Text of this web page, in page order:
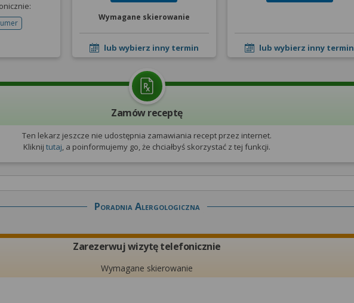
do rejestracji
Wymagane skierowanie
lub wybierz inny termin lub wybierz inny termin
Zamów receptę
Ten lekarz jeszcze nie udostępnia zamawiania recept przez internet.
Kliknijtutaj, a poinformujemy go, że chciałbyś skorzystać z tej funkcji.
Poradnia Alergologiczna
Zarezerwuj wizytę telefonicznie
Wymagane skierowanie